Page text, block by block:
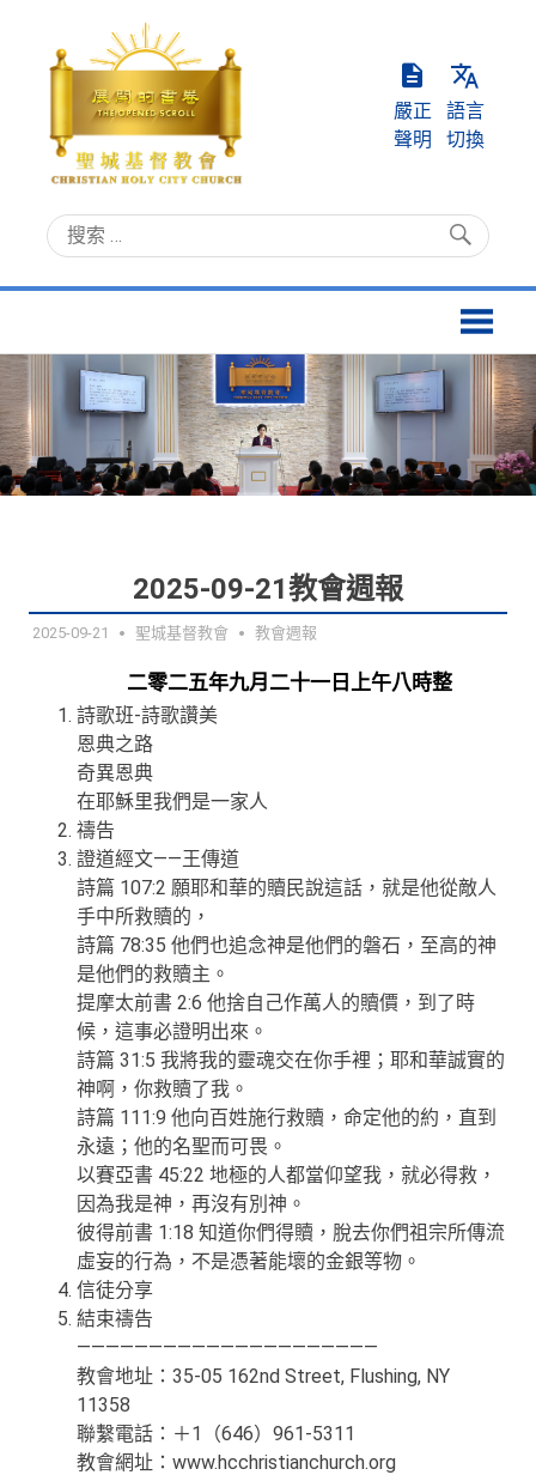
聖
基
督
會
Christian
Holy
Church
嚴正
聲明
語言
切換
2025-09-21教會週報
2025-09-21 聖城基督教會 教會週報
二零二五年九月二十一日上午八時整
詩歌班-詩歌讚美
恩典之路
奇異恩典
在耶穌里我們是一家人
禱告
證道經文——王傳道
詩篇 107:2 願耶和華的贖民說這話，就是他從敵人
手中所救贖的，
詩篇 78:35 他們也追念神是他們的磐石，至高的神
是他們的救贖主。
提摩太前書 2:6 他捨自己作萬人的贖價，到了時
候，這事必證明出來。
詩篇 31:5 我將我的靈魂交在你手裡；耶和華誠實的
神啊，你救贖了我。
詩篇 111:9 他向百姓施行救贖，命定他的約，直到
永遠；他的名聖而可畏。
以賽亞書 45:22 地極的人都當仰望我，就必得救，
因為我是神，再沒有別神。
彼得前書 1:18 知道你們得贖，脫去你們祖宗所傳流
虛妄的行為，不是憑著能壞的金銀等物。
信徒分享
結束禱告
—————————————————————
教會地址：35-05 162nd Street, Flushing, NY
11358
聯繫電話：＋1（646）961-5311
教會網址：www.hcchristianchurch.org